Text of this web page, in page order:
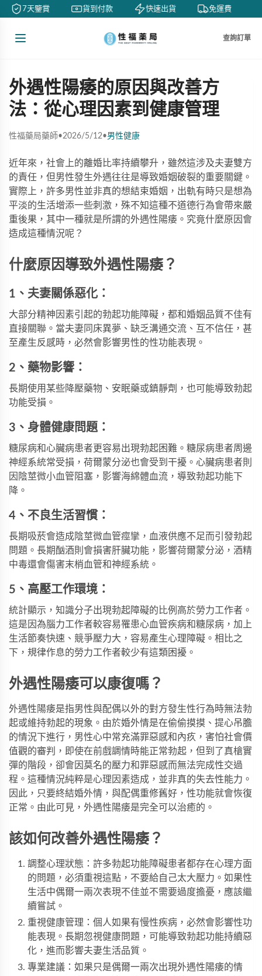
7天鑒賞 貨到付款 快速出貨 免運費
查詢訂單
外遇性陽痿的原因與改善方
法：從心理因素到健康管理
性福藥局藥師•2026/5/12•男性健康
近年來，社會上的離婚比率持續攀升，雖然這涉及夫妻雙方
的責任，但男性發生外遇往往是導致婚姻破裂的重要關鍵。
實際上，許多男性並非真的想結束婚姻，出軌有時只是想為
平淡的生活增添一些刺激，殊不知這種不道德行為會帶來嚴
重後果，其中一種就是所謂的外遇性陽痿。究竟什麼原因會
造成這種情況呢？
什麼原因導致外遇性陽痿？
1、夫妻關係惡化：
大部分精神因素引起的勃起功能障礙，都和婚姻品質不佳有
直接關聯。當夫妻同床異夢、缺乏溝通交流、互不信任，甚
至產生反感時，必然會影響男性的性功能表現。
2、藥物影響：
長期使用某些降壓藥物、安眠藥或鎮靜劑，也可能導致勃起
功能受損。
3、身體健康問題：
糖尿病和心臟病患者更容易出現勃起困難。糖尿病患者周邊
神經系統常受損，荷爾蒙分泌也會受到干擾。心臟病患者則
因陰莖微小血管阻塞，影響海綿體血流，導致勃起功能下
降。
4、不良生活習慣：
長期吸菸會造成陰莖微血管痙攣，血液供應不足而引發勃起
問題。長期酗酒則會損害肝臟功能，影響荷爾蒙分泌，酒精
中毒還會傷害末梢血管和神經系統。
5、高壓工作環境：
統計顯示，知識分子出現勃起障礙的比例高於勞力工作者。
這是因為腦力工作者較容易罹患心血管疾病和糖尿病，加上
生活節奏快速、競爭壓力大，容易產生心理障礙。相比之
下，規律作息的勞力工作者較少有這類困擾。
外遇性陽痿可以康復嗎？
外遇性陽痿是指男性與配偶以外的對方發生性行為時無法勃
起或維持勃起的現象。由於婚外情是在偷偷摸摸、提心吊膽
的情況下進行，男性心中常充滿罪惡感和內疚，害怕社會價
值觀的審判，即使在前戲調情時能正常勃起，但到了真槍實
彈的階段，卻會因莫名的壓力和罪惡感而無法完成性交過
程。這種情況純粹是心理因素造成，並非真的失去性能力。
因此，只要終結婚外情，與配偶重修舊好，性功能就會恢復
正常。由此可見，外遇性陽痿是完全可以治癒的。
該如何改善外遇性陽痿？
調整心理狀態：許多勃起功能障礙患者都存在心理方面
的問題，必須重視這點，不要給自己太大壓力。如果性
生活中偶爾一兩次表現不佳並不需要過度擔憂，應該繼
續嘗試。
重視健康管理：個人如果有慢性疾病，必然會影響性功
能表現。長期忽視健康問題，可能導致勃起功能持續惡
化，進而影響夫妻生活品質。
專業建議：如果只是偶爾一兩次出現外遇性陽痿的情